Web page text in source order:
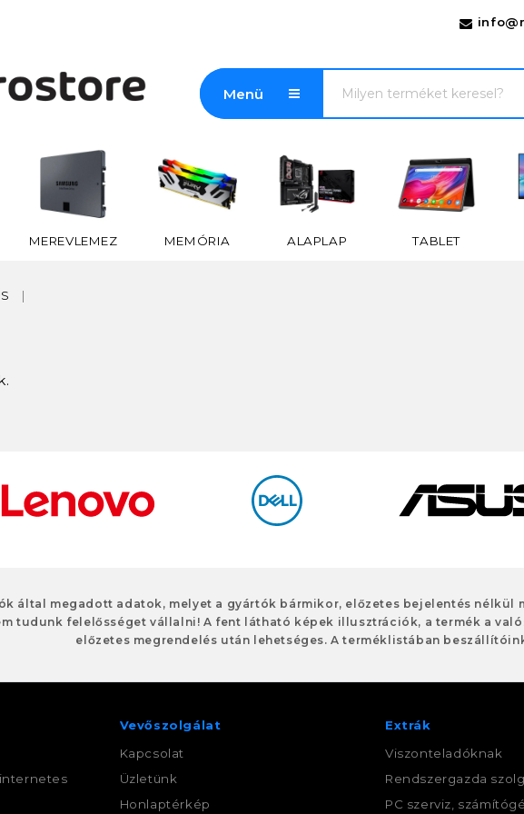
Menü
MEREVLEMEZ MEMÓRIA ALAPLAP TABLET
által megadott adatok, melyet a gyártók bármikor, előzetes bejelentés
tudunk felelősséget vállalni! A fent látható képek illusztrációk, a termék a
előzetes megrendelés után lehetséges. A terméklistában
Vevőszolgálat
Kapcsolat
Üzletünk
Honlaptérkép
Extrák
Viszonteladóknak
Rendszergazda
PC szerviz,